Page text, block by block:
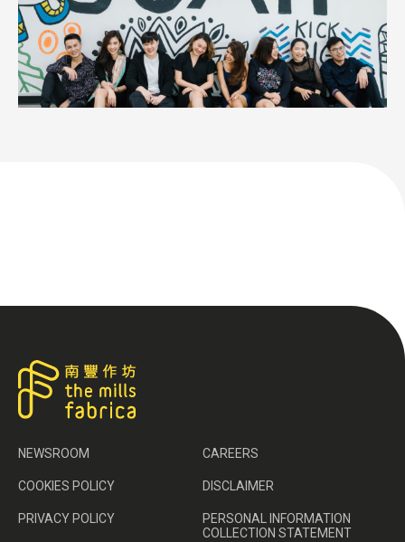
NEWSROOM CAREERS
COOKIES POLICY DISCLAIMER
PRIVACY POLICY
PERSONAL INFORMATION
COLLECTION STATEMENT